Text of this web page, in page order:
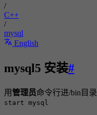
/
C++
/
mysql
English
mysql5 安装#
用 管理员命令行进/bin目
start mysql